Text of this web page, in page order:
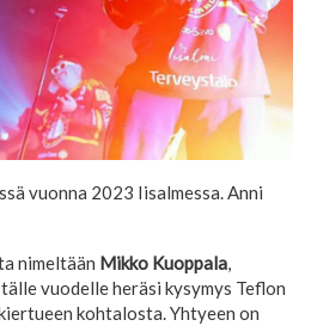
vuonna 2023 Iisalmessa.Anni
nimeltään Mikko Kuoppala,
vuodelle heräsi kysymys Teflon
kohtalosta. Yhtyeen on